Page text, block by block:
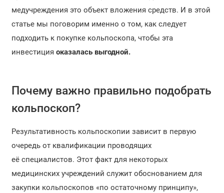
медучреждения это объект вложения средств. И в этой
статье мы поговорим именно о том, как следует
подходить к покупке кольпоскопа, чтобы эта
инвестиция оказалась выгодной.
Почему важно правильно подобрать
кольпоскоп?
Результативность кольпоскопии зависит в первую
очередь от квалификации проводящих
её специалистов. Этот факт для некоторых
медицинских учреждений служит обоснованием для
закупки кольпоскопов «по остаточному принципу»,